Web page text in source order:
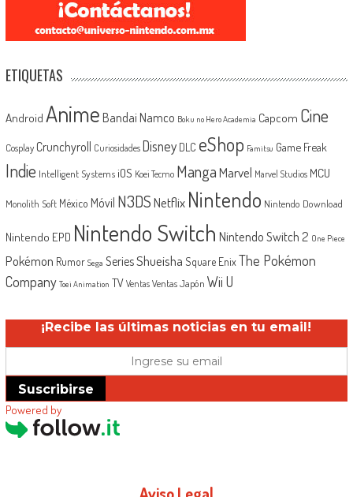
ETIQUETAS
Android Anime Bandai Namco Boku no Hero Academia Capcom Cine
Cosplay Crunchyroll Curiosidades Disney DLC eShop Famitsu Game Freak
Indie Intelligent Systems iOS Koei Tecmo MangaMarvel Marvel Studios MCU
Monolith Soft México Móvil N3DSNetflix Nintendo Nintendo Download
Nintendo EPD Nintendo Switch Nintendo Switch 2 One Piece
Pokémon Rumor Sega SeriesShueisha Square EnixThe Pokémon
Company Toei Animation TV Ventas Ventas Japón Wii U
¡Recibe las últimas noticias en tu email!
Suscribirse
Powered by